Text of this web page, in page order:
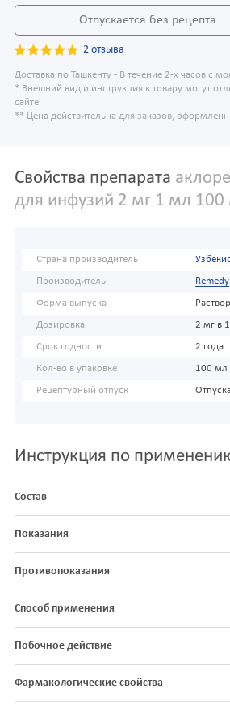
Отпускается без рецепта
2 отзыва
Доставка по Ташкенту - В течение 2-х часов с
* Внешний вид и инструкция к товару могут
сайте
** Цена действительна для заказов,
Свойства препарата
для инфузий 2 мг 1 мл 100
Страна производитель
Производитель Remedy
Форма выпуска Раствор
Дозировка 2 мг в
Срок годности 2 года
Кол-во в упаковке 100 мл
Рецептурный отпуск
Инструкция по
Состав
Показания
Противопоказания
Способ применения
Побочное действие
Фармакологические свойства